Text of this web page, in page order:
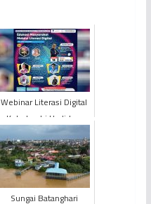
Webinar Literasi Digital
Kota Jambi Hadirkan
Paparan “Edukasi
Masyarakat Melalui
Lite...
Sungai Batanghari